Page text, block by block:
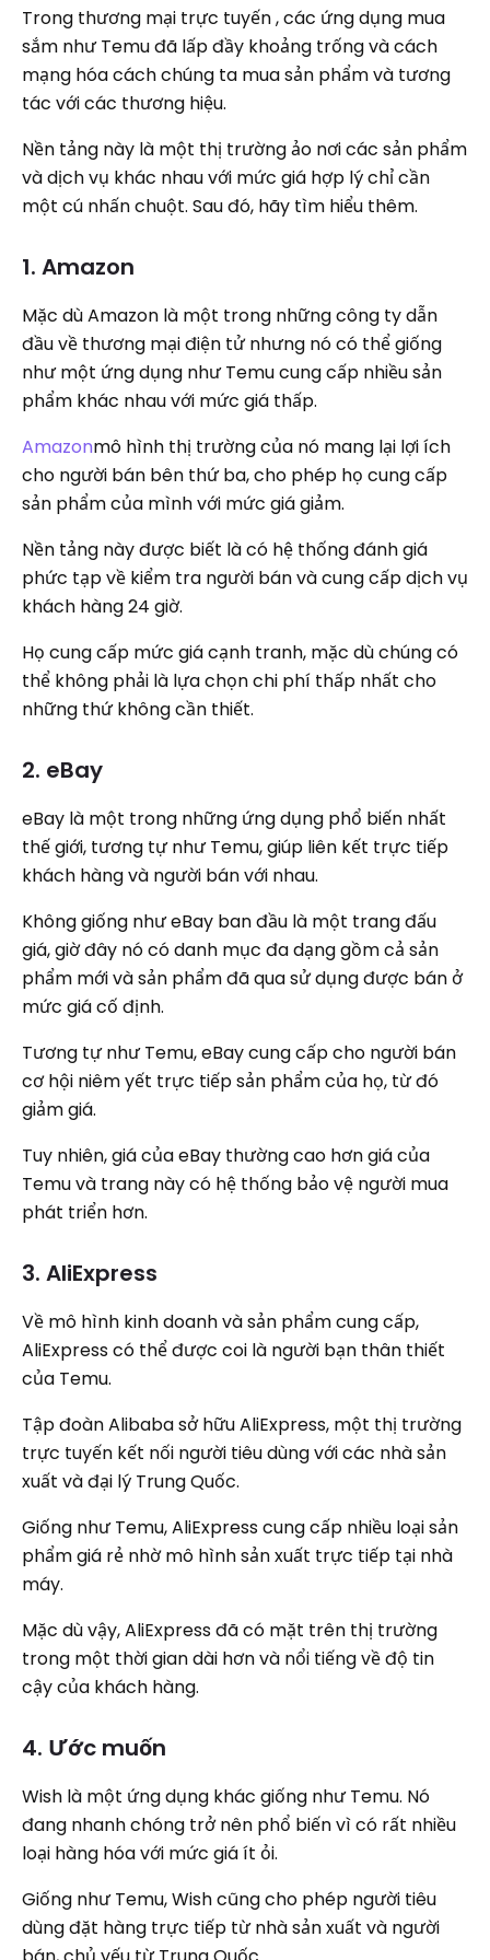
Trong thương mại trực tuyến , các ứng dụng mua
sắm như Temu đã lấp đầy khoảng trống và cách
mạng hóa cách chúng ta mua sản phẩm và tương
tác với các thương hiệu.
Nền tảng này là một thị trường ảo nơi các sản phẩm
và dịch vụ khác nhau với mức giá hợp lý chỉ cần
một cú nhấn chuột. Sau đó, hãy tìm hiểu thêm.
1. Amazon
Mặc dù Amazon là một trong những công ty dẫn
đầu về thương mại điện tử nhưng nó có thể giống
như một ứng dụng như Temu cung cấp nhiều sản
phẩm khác nhau với mức giá thấp.
Amazonmô hình thị trường của nó mang lại lợi ích
cho người bán bên thứ ba, cho phép họ cung cấp
sản phẩm của mình với mức giá giảm.
Nền tảng này được biết là có hệ thống đánh giá
phức tạp về kiểm tra người bán và cung cấp dịch vụ
khách hàng 24 giờ.
Họ cung cấp mức giá cạnh tranh, mặc dù chúng có
thể không phải là lựa chọn chi phí thấp nhất cho
những thứ không cần thiết.
2. eBay
eBay là một trong những ứng dụng phổ biến nhất
thế giới, tương tự như Temu, giúp liên kết trực tiếp
khách hàng và người bán với nhau.
Không giống như eBay ban đầu là một trang đấu
giá, giờ đây nó có danh mục đa dạng gồm cả sản
phẩm mới và sản phẩm đã qua sử dụng được bán ở
mức giá cố định.
Tương tự như Temu, eBay cung cấp cho người bán
cơ hội niêm yết trực tiếp sản phẩm của họ, từ đó
giảm giá.
Tuy nhiên, giá của eBay thường cao hơn giá của
Temu và trang này có hệ thống bảo vệ người mua
phát triển hơn.
3. AliExpress
Về mô hình kinh doanh và sản phẩm cung cấp,
AliExpress có thể được coi là người bạn thân thiết
của Temu.
Tập đoàn Alibaba sở hữu AliExpress, một thị trường
trực tuyến kết nối người tiêu dùng với các nhà sản
xuất và đại lý Trung Quốc.
Giống như Temu, AliExpress cung cấp nhiều loại sản
phẩm giá rẻ nhờ mô hình sản xuất trực tiếp tại nhà
máy.
Mặc dù vậy, AliExpress đã có mặt trên thị trường
trong một thời gian dài hơn và nổi tiếng về độ tin
cậy của khách hàng.
4. Ước muốn
Wish là một ứng dụng khác giống như Temu. Nó
đang nhanh chóng trở nên phổ biến vì có rất nhiều
loại hàng hóa với mức giá ít ỏi.
Giống như Temu, Wish cũng cho phép người tiêu
dùng đặt hàng trực tiếp từ nhà sản xuất và người